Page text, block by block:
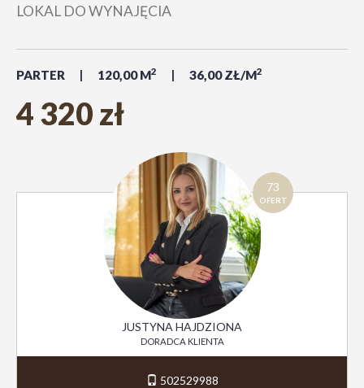
LOKAL DO WYNAJĘCIA
PARTER 120,00 M2 36,00 ZŁ/M2
4 320 zł
73
OFERT
JUSTYNA HAJDZIONA
DORADCA KLIENTA
502529988